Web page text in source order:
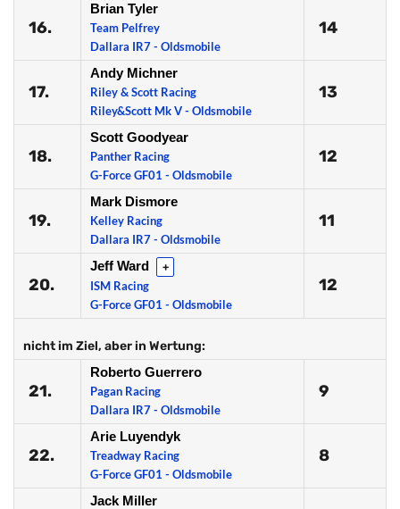
16.
Brian Tyler
Team Pelfrey
Dallara IR7 - Oldsmobile
14
17.
Andy Michner
Riley & Scott Racing
Riley&Scott Mk V - Oldsmobile
13
18.
Scott Goodyear
Panther Racing
G-Force GF01 - Oldsmobile
12
19.
Mark Dismore
Kelley Racing
Dallara IR7 - Oldsmobile
11
20.
Jeff Ward +
ISM Racing
G-Force GF01 - Oldsmobile
12
nicht im Ziel, aber in Wertung:
21.
Roberto Guerrero
Pagan Racing
Dallara IR7 - Oldsmobile
9
22.
Arie Luyendyk
Treadway Racing
G-Force GF01 - Oldsmobile
8
Jack Miller